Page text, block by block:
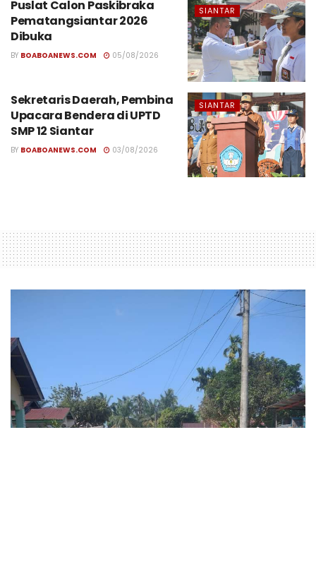
SIANTAR
Puslat Calon Paskibraka
Pematangsiantar 2026
Dibuka
BY BOABOANEWS.COM 05/08/2026
SIANTAR
Sekretaris Daerah, Pembina
Upacara Bendera di UPTD
SMP 12 Siantar
BY BOABOANEWS.COM 03/08/2026